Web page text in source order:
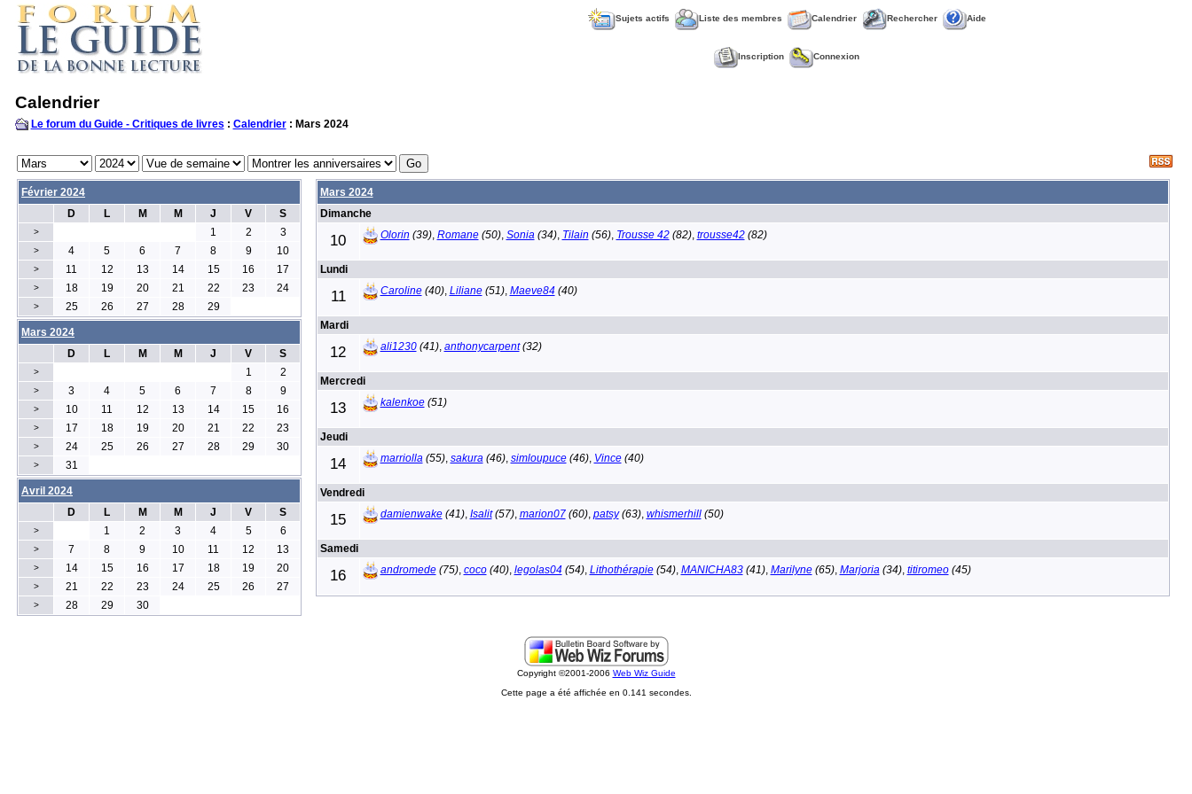
Sujets actifs Liste des membres Calendrier Rechercher Aide
Inscription Connexion
Calendrier
Le forum du Guide - Critiques de livres : Calendrier: Mars 2024
Février 2024
D
L M M J V S
> 1 2 3
> 4 5 6 7 8 9 10
> 11 12 13 14 15 16 17
> 18 19 20 21 22 23 24
> 25 26 27 28 29
Mars 2024
Dimanche
10 Olorin (39), Romane(50), Sonia (34), Tilain (56), Trousse 42(82), trousse42(82)
Lundi
11 Caroline(40), Liliane(51), Maeve84(40)
Mardi
12 ali1230(41), anthonycarpent(32)
Mercredi
13 kalenkoe(51)
Jeudi
14 marriolla (55), sakura (46), simloupuce(46), Vince(40)
Vendredi
15 damienwake(41), Isalit(57), marion07(60), patsy(63), whismerhill(50)
Samedi
16 andromede(75), coco(40), legolas04(54), Lithothérapie(54), MANICHA83(41), Marilyne(65), Marjoria (34), titiromeo(45)
Mars 2024
D
L M M J V S
> 1 2
> 3 4 5 6 7 8 9
> 10 11 12 13 14 15 16
> 17 18 19 20 21 22 23
> 24 25 26 27 28 29 30
> 31
Avril 2024
D
L M M J V S
> 1 2 3 4 5 6
> 7 8 9 10 11 12 13
> 14 15 16 17 18 19 20
> 21 22 23 24 25 26 27
> 28 29 30
Copyright ©2001-2006 Web Wiz Guide
Cette page a été affichée en 0.141 secondes.